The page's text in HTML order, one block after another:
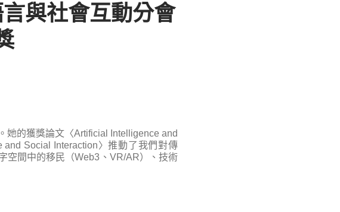
與社會互動分會
她的獲獎論文〈Artificial Intelligence and
and Social Interaction〉推動了我們對傳
空間中的移民（Web3、VR/AR）、技術